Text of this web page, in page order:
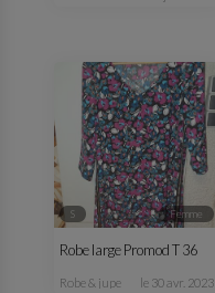
S femme
Robe large Promod T 36
robe & jupe le 30 avr. 2023